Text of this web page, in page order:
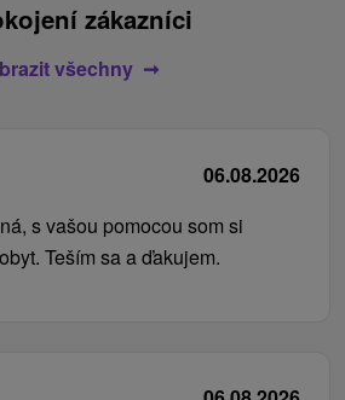
zákazníci
všechny
06.08.2026
s vašou pomocou som si
Teším sa a ďakujem.